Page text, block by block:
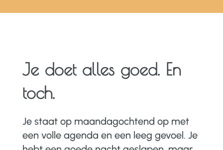
Je doet alles goed. En
toch.
Je staat op maandagochtend op met
een volle agenda en een leeg gevoel. Je